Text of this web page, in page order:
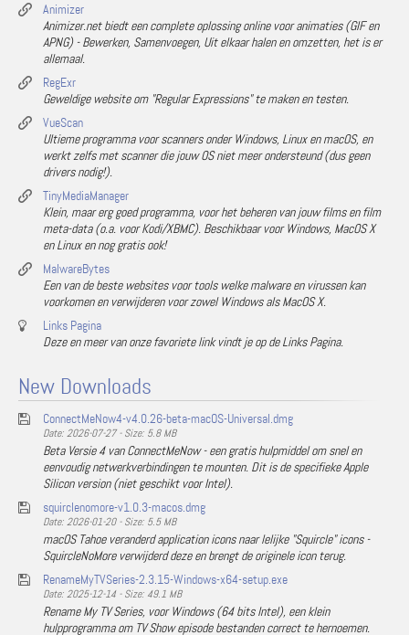
Animizer
Animizer.net biedt een complete oplossing online voor animaties (GIF en
APNG) - Bewerken, Samenvoegen, Uit elkaar halen en omzetten, het is er
allemaal.
RegExr
Geweldige website om "Regular Expressions" te maken en testen.
VueScan
Ultieme programma voor scanners onder Windows, Linux en macOS, en
werkt zelfs met scanner die jouw OS niet meer ondersteund (dus geen
drivers nodig!).
TinyMediaManager
Klein, maar erg goed programma, voor het beheren van jouw films en film
meta-data (o.a. voor Kodi/XBMC). Beschikbaar voor Windows, MacOS X
en Linux en nog gratis ook!
MalwareBytes
Een van de beste websites voor tools welke malware en virussen kan
voorkomen en verwijderen voor zowel Windows als MacOS X.
Links Pagina
Deze en meer van onze favoriete link vindt je op de Links Pagina.
New Downloads
ConnectMeNow4-v4.0.26-beta-macOS-Universal.dmg
Date: 2026-07-27 - Size: 5.8 MB
Beta Versie 4 van ConnectMeNow - een gratis hulpmiddel om snel en
eenvoudig netwerkverbindingen te mounten. Dit is de specifieke Apple
Silicon version (niet geschikt voor Intel).
squirclenomore-v1.0.3-macos.dmg
Date: 2026-01-20 - Size: 5.5 MB
macOS Tahoe veranderd application icons naar lelijke "Squircle" icons -
SquircleNoMore verwijderd deze en brengt de originele icon terug.
RenameMyTVSeries-2.3.15-Windows-x64-setup.exe
Date: 2025-12-14 - Size: 49.1 MB
Rename My TV Series, voor Windows (64 bits Intel), een klein
hulpprogramma om TV Show episode bestanden correct te hernoemen.